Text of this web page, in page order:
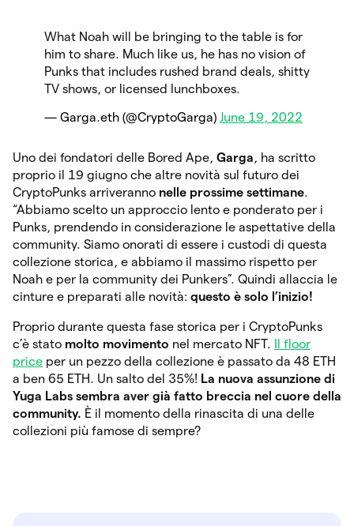
What Noah will be bringing to the table is for
him to share. Much like us, he has no vision of
Punks that includes rushed brand deals, shitty
TV shows, or licensed lunchboxes.
— Garga.eth (@CryptoGarga) June 19, 2022
Uno dei fondatori delle Bored Ape, Garga, ha scritto
proprio il 19 giugno che altre novità sul futuro dei
CryptoPunks arriveranno nelle prossime settimane.
“Abbiamo scelto un approccio lento e ponderato per i
Punks, prendendo in considerazione le aspettative della
community. Siamo onorati di essere i custodi di questa
collezione storica, e abbiamo il massimo rispetto per
Noah e per la community dei Punkers”. Quindi allaccia le
cinture e preparati alle novità: questo è solo l’inizio!
Proprio durante questa fase storica per i CryptoPunks
c’è stato molto movimento nel mercato NFT.
Il floor
price per un pezzo della collezione è passato da 48 ETH
a ben 65 ETH. Un salto del 35%! La nuova assunzione di
Yuga Labs sembra aver già fatto breccia nel cuore della
community. È il momento della rinascita di una delle
collezioni più famose di sempre?